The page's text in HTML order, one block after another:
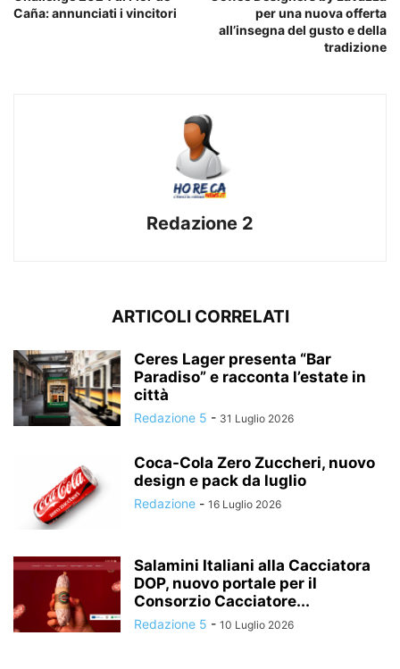
Caña: annunciati i vincitori
per una nuova offerta
all’insegna del gusto e della
tradizione
Redazione 2
ARTICOLI CORRELATI
Ceres Lager presenta “Bar
Paradiso” e racconta l’estate in
città
Redazione 5 - 31 Luglio 2026
Coca-Cola Zero Zuccheri, nuovo
design e pack da luglio
Redazione - 16 Luglio 2026
Salamini Italiani alla Cacciatora
DOP, nuovo portale per il
Consorzio Cacciatore...
Redazione 5 - 10 Luglio 2026